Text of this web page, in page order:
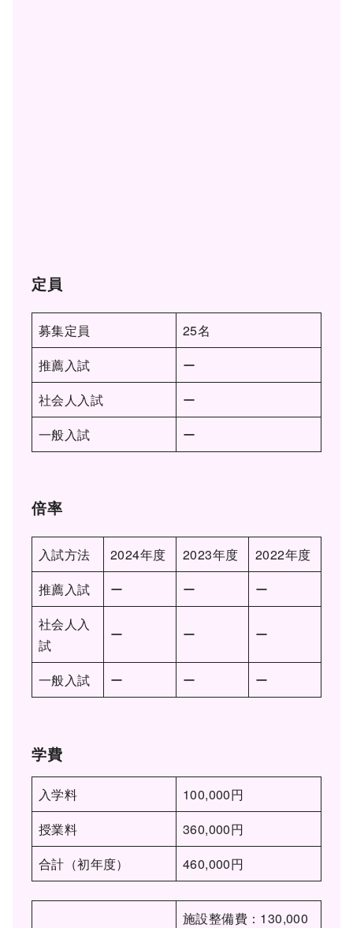
定員
募集定員
25名
推薦入試
ー
社会人入試
ー
一般入試
ー
倍率
入試方法 2024年度 2023年度
2022年度
推薦入試
ー ー
ー
社会人入
試
ー ー ー
一般入試 ー ー ー
学費
入学料
100,000円
授業料
360,000円
合計（初年度）
460,000円
施設整備費：130,000